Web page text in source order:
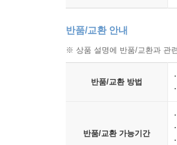
반품/교환 안내
※ 상품 설명에 반품/교환과 관
반품/교환 방법
반품/교환 가능기간